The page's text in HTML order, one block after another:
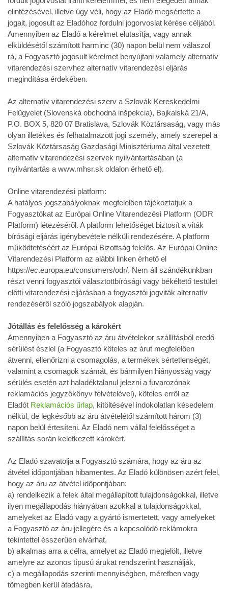
elintézésével, illetve úgy véli, hogy az Eladó megsértette a
jogait, jogosult az Eladóhoz fordulni jogorvoslat kérése céljából.
Amennyiben az Eladó a kérelmet elutasítja, vagy annak
elküldésétől számított harminc (30) napon belül nem válaszol
rá, a Fogyasztó jogosult kérelmet benyújtani valamely alternatív
vitarendezési szervhez alternatív vitarendezési eljárás
megindítása érdekében.
Az alternatív vitarendezési szerv a Szlovák Kereskedelmi
Felügyelet (Slovenská obchodná inšpekcia), Bajkalská 21/A,
P.O. BOX 5, 820 07 Bratislava, Szlovák Köztársaság, vagy más
olyan illetékes és felhatalmazott jogi személy, amely szerepel a
Szlovák Köztársaság Gazdasági Minisztériuma által vezetett
alternatív vitarendezési szervek nyilvántartásában (a
nyilvántartás a www.mhsr.sk oldalon érhető el).
Online vitarendezési platform:
A hatályos jogszabályoknak megfelelően tájékoztatjuk a
Fogyasztókat az Európai Online Vitarendezési Platform (ODR
Platform) létezéséről. A platform lehetőséget biztosít a viták
bírósági eljárás igénybevétele nélküli rendezésére. A platform
működtetéséért az Európai Bizottság felelős. Az Európai Online
Vitarendezési Platform az alábbi linken érhető el
https://ec.europa.eu/consumers/odr/. Nem áll szándékunkban
részt venni fogyasztói választottbírósági vagy békéltető testület
előtti vitarendezési eljárásban a fogyasztói jogviták alternatív
rendezéséről szóló jogszabályok alapján.
Jótállás és felelősség a károkért
Amennyiben a Fogyasztó az áru átvételekor szállításból eredő
sérülést észlel (a Fogyasztó köteles az árut megfelelően
átvenni, ellenőrizni a csomagolás, a termékek sértetlenségét,
valamint a csomagok számát, és bármilyen hiányosság vagy
sérülés esetén azt haladéktalanul jelezni a fuvarozónak
reklamációs jegyzőkönyv felvételével), köteles erről az
Eladót Reklamációs űrlap, kitöltésével indokolatlan késedelem
nélkül, de legkésőbb az áru átvételétől számított három (3)
napon belül értesíteni. Az Eladó nem vállal felelősséget a
szállítás során keletkezett károkért.
Az Eladó szavatolja a Fogyasztó számára, hogy az áru az
átvétel időpontjában hibamentes. Az Eladó különösen azért felel,
hogy az áru az átvétel időpontjában:
a) rendelkezik a felek által megállapított tulajdonságokkal, illetve
ilyen megállapodás hiányában azokkal a tulajdonságokkal,
amelyeket az Eladó vagy a gyártó ismertetett, vagy amelyeket
a Fogyasztó az áru jellegére és a kapcsolódó reklámokra
tekintettel ésszerűen elvárhat,
b) alkalmas arra a célra, amelyet az Eladó megjelölt, illetve
amelyre az azonos típusú árukat rendszerint használják,
c) a megállapodás szerinti mennyiségben, méretben vagy
tömegben kerül átadásra,